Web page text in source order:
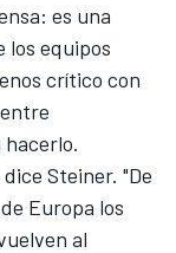
es una
los equipos
crítico con
hacerlo.
Steiner. "De
Europa los
al